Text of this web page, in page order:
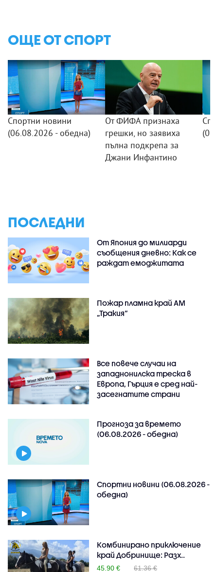
ОЩЕ ОТ СПОРТ
Спортни новини
(06.08.2026 - обедна)
От ФИФА признаха
грешки, но заявиха
пълна подкрепа за
Джани Инфантино
ПОСЛЕДНИ
От Япония до милиарди
съобщения дневно: Как се
раждат емоджитата
Пожар пламна край АМ
„Тракия“
Все повече случаи на
западнонилска треска в
Европа, Гърция е сред най-
засегнатите страни
Прогноза за времето
(06.08.2026 - обедна)
Спортни новини (06.08.2026 -
обедна)
Комбинирано приключение
край Добринище: Разх..
45.90 € 61.36 €